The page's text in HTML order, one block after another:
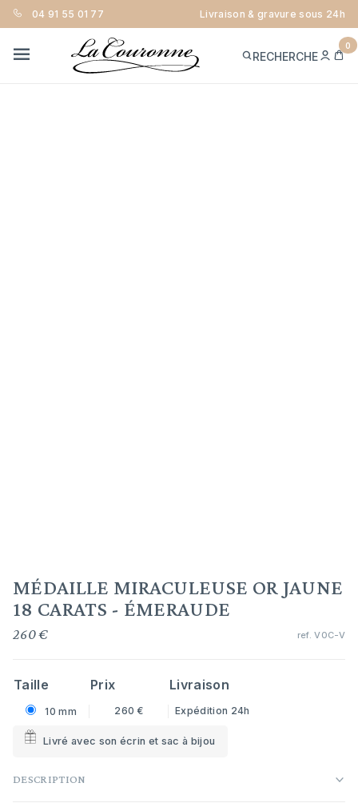
04 91 55 01 77 Livraison & gravure sous 24h
RECHERCHE
ME
0
MÉDAILLE MIRACULEUSE OR JAUNE
18 CARATS - ÉMERAUDE
260 € ref. V0C-V
Taille Prix Livraison
10 mm 260 € Expédition 24h
Livré avec son écrin et sac à bijou
DESCRIPTION